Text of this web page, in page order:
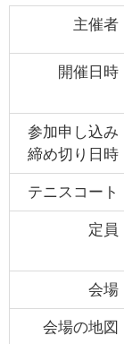
主催者
開催日時
参加申し込み
締め切り日時
テニスコート
定員
会場
会場の地図